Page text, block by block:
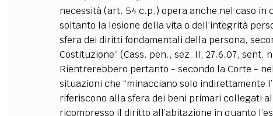
necessità (art. 54 c.p.) opera anche nel caso
soltanto la lesione della vita o dell’integrità
sfera dei diritti fondamentali della persona,
Costituzione” (Cass. pen., sez. II, 27.6.07, sent.
Rientrerebbero pertanto - secondo la Corte -
situazioni che “minacciano solo indirettamente
riferiscono alla sfera dei beni primari collegati
ricompresso il diritto all’abitazione in quanto